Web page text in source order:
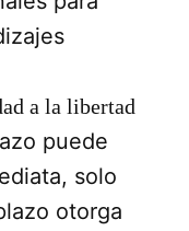
a la libertad
puede
solo
otorga